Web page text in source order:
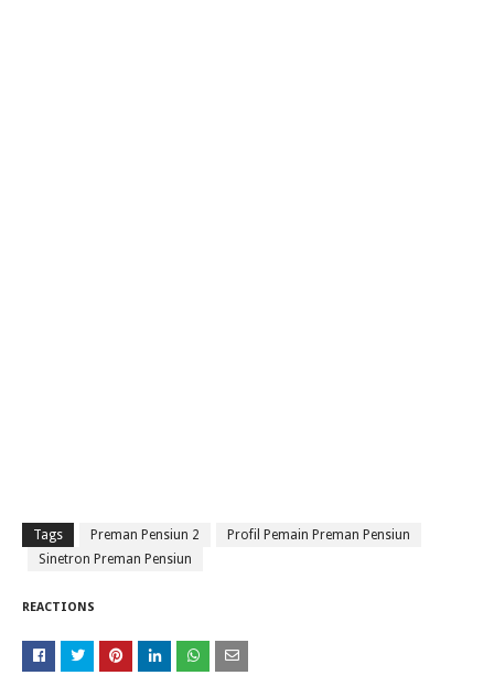
Tags Preman Pensiun 2
Profil Pemain Preman Pensiun
Sinetron Preman Pensiun
REACTIONS